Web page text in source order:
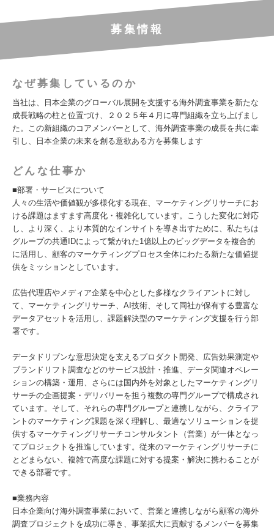
募集情報
なぜ募集しているのか
当社は、日本企業のグローバル展開を支援する海外調査事業を新たな
成長戦略の柱と位置づけ、２０２５年４月に専門組織を立ち上げまし
た。この新組織のコアメンバーとして、海外調査事業の成長を共に牽
引し、日本企業の未来を創る意欲ある方を募集します
どんな仕事か
■部署・サービスについて
人々の生活や価値観が多様化する現在、マーケティングリサーチにお
ける課題はますます高度化・複雑化しています。こうした変化に対応
し、より深く、より本質的なインサイトを導き出すために、私たちは
グループの共通IDによって繋がれた1億以上のビッグデータを複合的
に活用し、顧客のマーケティングプロセス全体にわたる新たな価値提
供をミッションとしています。
広告代理店やメディア企業を中心とした多様なクライアントに対し
て、マーケティングリサーチ、AI技術、そして同社が保有する豊富な
データアセットを活用し、課題解決型のマーケティング支援を行う部
署です。
データドリブンな意思決定を支えるプロダクト開発、広告効果測定や
ブランドリフト調査などのサービス設計・推進、データ関連オペレー
ションの構築・運用、さらには国内外を対象としたマーケティングリ
サーチの企画提案・デリバリーを担う複数の専門グループで構成され
ています。そして、それらの専門グループと連携しながら、クライア
ントのマーケティング課題を深く理解し、最適なソリューションを提
供するマーケティングリサーチコンサルタント（営業）が一体となっ
てプロジェクトを推進しています。従来のマーケティングリサーチに
とどまらない、複雑で高度な課題に対する提案・解決に携わることが
できる部署です。
■業務内容
日本企業向け海外調査事業において、営業と連携しながら顧客の海外
調査プロジェクトを成功に導き、事業拡大に貢献するメンバーを募集